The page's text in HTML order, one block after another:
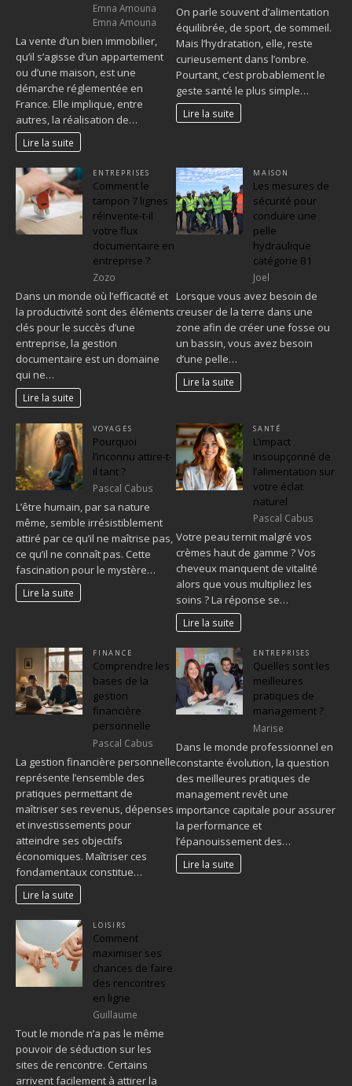
Emna Amouna
Emna Amouna
La vente d’un bien immobilier,
qu’il s’agisse d’un appartement
ou d’une maison, est une
démarche réglementée en
France. Elle implique, entre
autres, la réalisation de…
Lire la suite
On parle souvent d’alimentation
équilibrée, de sport, de sommeil.
Mais l’hydratation, elle, reste
curieusement dans l’ombre.
Pourtant, c’est probablement le
geste santé le plus simple…
Lire la suite
ENTREPRISES
Comment le
tampon 7 lignes
réinvente-t-il
votre flux
documentaire en
entreprise ?
Zozo
Dans un monde où l’efficacité et
la productivité sont des éléments
clés pour le succès d’une
entreprise, la gestion
documentaire est un domaine
qui ne…
Lire la suite
MAISON
Les mesures de
sécurité pour
conduire une
pelle
hydraulique
catégorie B1
Joel
Lorsque vous avez besoin de
creuser de la terre dans une
zone afin de créer une fosse ou
un bassin, vous avez besoin
d’une pelle…
Lire la suite
VOYAGES
Pourquoi
l’inconnu attire-t-
il tant ?
Pascal Cabus
L’être humain, par sa nature
même, semble irrésistiblement
attiré par ce qu’il ne maîtrise pas,
ce qu’il ne connaît pas. Cette
fascination pour le mystère…
Lire la suite
SANTÉ
L’impact
insoupçonné de
l’alimentation sur
votre éclat
naturel
Pascal Cabus
Votre peau ternit malgré vos
crèmes haut de gamme ? Vos
cheveux manquent de vitalité
alors que vous multipliez les
soins ? La réponse se…
Lire la suite
FINANCE
Comprendre les
bases de la
gestion
financière
personnelle
Pascal Cabus
La gestion financière personnelle
représente l’ensemble des
pratiques permettant de
maîtriser ses revenus, dépenses
et investissements pour
atteindre ses objectifs
économiques. Maîtriser ces
fondamentaux constitue…
Lire la suite
ENTREPRISES
Quelles sont les
meilleures
pratiques de
management ?
Marise
Dans le monde professionnel en
constante évolution, la question
des meilleures pratiques de
management revêt une
importance capitale pour assurer
la performance et
l’épanouissement des…
Lire la suite
LOISIRS
Comment
maximiser ses
chances de faire
des rencontres
en ligne
Guillaume
Tout le monde n’a pas le même
pouvoir de séduction sur les
sites de rencontre. Certains
arrivent facilement à attirer la